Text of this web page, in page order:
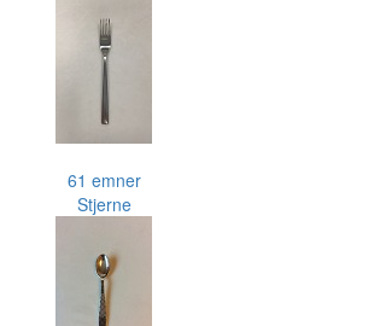
61 emner
Stjerne